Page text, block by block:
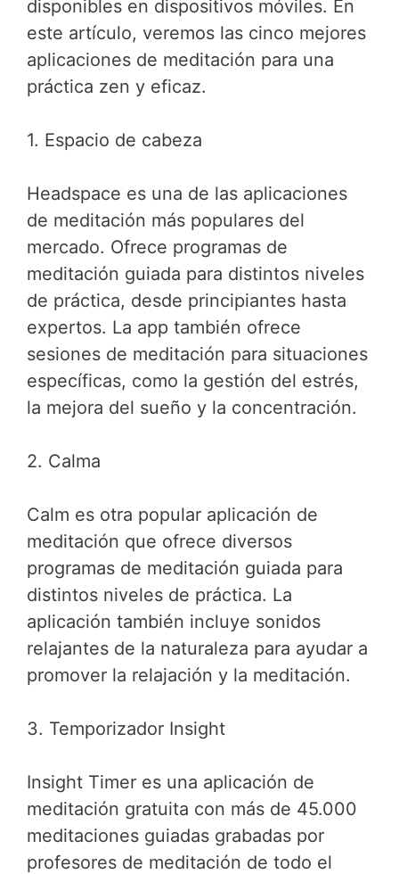
disponibles en dispositivos móviles. En
este artículo, veremos las cinco mejores
aplicaciones de meditación para una
práctica zen y eficaz.
1. Espacio de cabeza
Headspace es una de las aplicaciones
de meditación más populares del
mercado. Ofrece programas de
meditación guiada para distintos niveles
de práctica, desde principiantes hasta
expertos. La app también ofrece
sesiones de meditación para situaciones
específicas, como la gestión del estrés,
la mejora del sueño y la concentración.
2. Calma
Calm es otra popular aplicación de
meditación que ofrece diversos
programas de meditación guiada para
distintos niveles de práctica. La
aplicación también incluye sonidos
relajantes de la naturaleza para ayudar a
promover la relajación y la meditación.
3. Temporizador Insight
Insight Timer es una aplicación de
meditación gratuita con más de 45.000
meditaciones guiadas grabadas por
profesores de meditación de todo el